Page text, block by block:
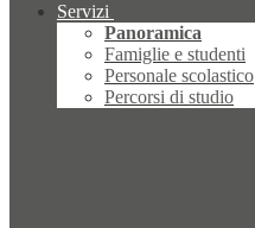
Servizi
Panoramica
Famiglie e studenti
Personale scolastico
Percorsi di studio